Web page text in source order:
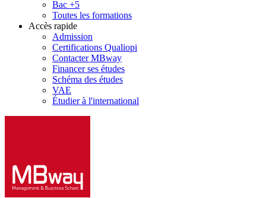
Bac +5
Toutes les formations
Accès rapide
Admission
Certifications Qualiopi
Contacter MBway
Financer ses études
Schéma des études
VAE
Étudier à l'international